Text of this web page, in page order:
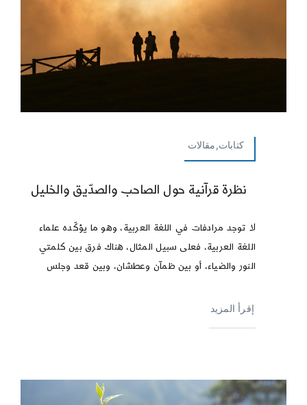
كتابات,مقالات
نظرة قرآنية حول الصاحب والصدّيق والخليل
لا توجد مرادفات في اللغة العربية، وهو ما يؤكّده علماء
اللغة العربية، فعلى سبيل المثال، هناك فرق بين كلمتي
النور والضياء، أو بين ظمآن وعطشان، وبين قعد وجلس
إقرأ المزيد